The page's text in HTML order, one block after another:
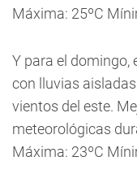
Máxima: 25ºC
Y para el domingo,
con lluvias
vientos del este.
meteorológicas
Máxima: 23ºC